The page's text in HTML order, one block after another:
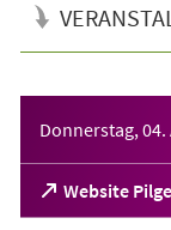
Donnerstag,
Website
(Öffnet
in